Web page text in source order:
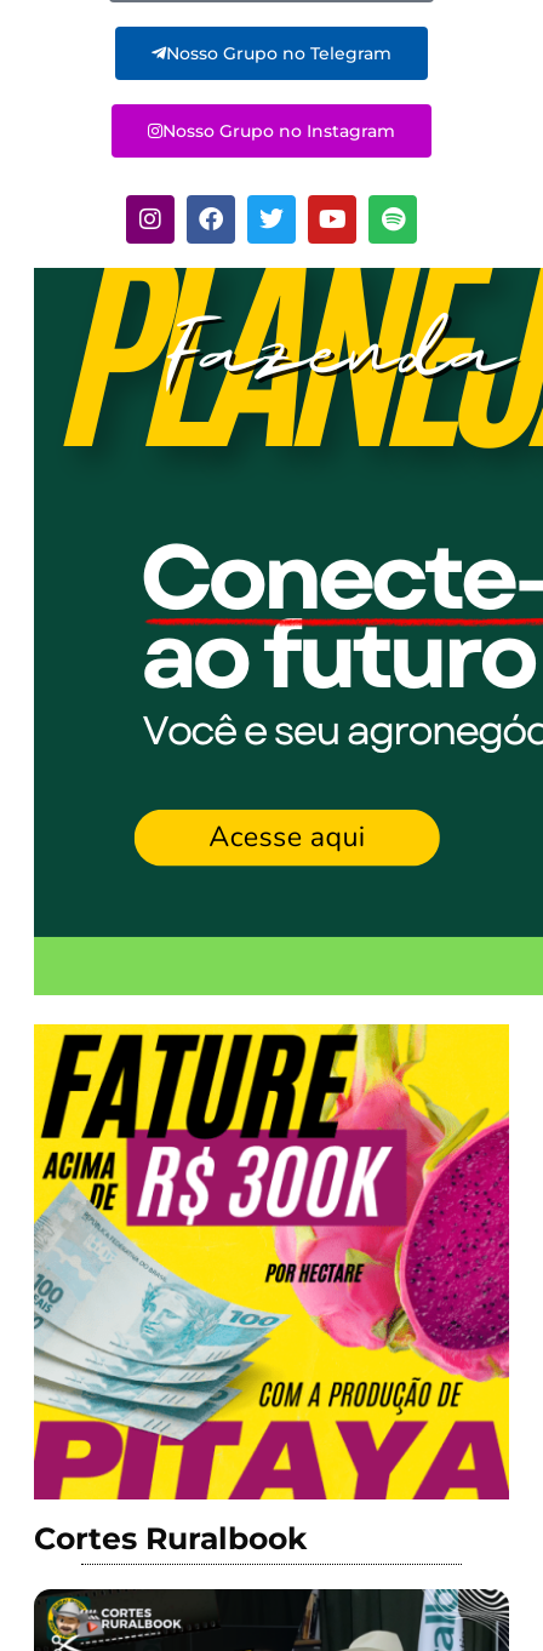
Nosso Grupo no Telegram
Nosso Grupo no Instagram
Cortes Ruralbook